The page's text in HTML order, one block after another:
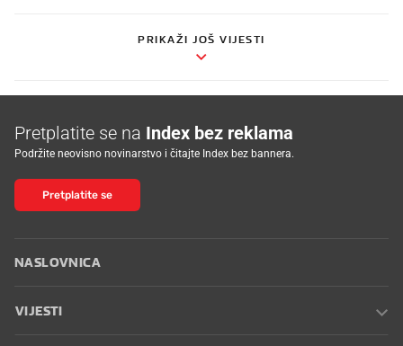
PRIKAŽI JOŠ VIJESTI
Pretplatite se na Index bez reklama
Podržite neovisno novinarstvo i čitajte Index bez bannera.
Pretplatite se
NASLOVNICA
VIJESTI